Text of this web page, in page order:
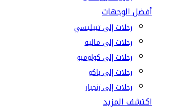
أفضل الوجهات
رحلات إلى تبيليسي
رحلات إلى ماليه
رحلات إلى كولومبو
رحلات إلى باكو
رحلات إلى زنجبار
اكتشف المزيد